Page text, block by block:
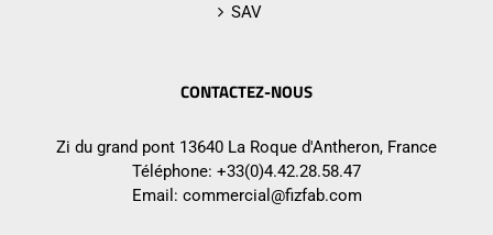
SAV
CONTACTEZ-NOUS
Zi du grand pont 13640 La Roque d'Antheron, France
Téléphone: +33(0)4.42.28.58.47
Email: commercial@fizfab.com